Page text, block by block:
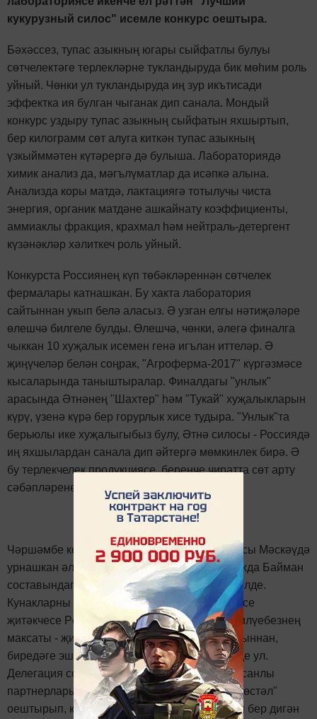
кукурузный силос" исемле конкурс оештыра.
Бәхәссез, тупас азыкның югары сыйфатлы булуы
сөтчелектәге терлекләрне тукландыруда бик мөһим роль
уйный. Чөнки ул тукландыруда иң зур икътисади
эффектка ия булган чыганак дип санала. Мондый
конкурс уздыру тупас азыкның сыйфатын яхшыртып,
бер килограмм сөт алуга киткән тупас азыкның
үзкыйммәтен күтәрергә дә булыша. Лабораториядә
химик анализ да, мәгълүматлар да исәпкә алына.
Анализда коры матдә, лактациягә тотылучы чиста
энергия, органик матдәне ашкайнату коэффициенты,
аммиаклы фракция, крахмал һәм нейтраль-детергент
күзәнәкләр хәлиткеч роль уйный.
Конкурста Россиянең күп төбәкләреннән сөтчелек
фермалары катнашкан. Бу хакта лаборатория
сайтыннан укып белә аласыз. Ә узган елгы нәтиҗәләре
өлешчә билгеле булды. Өлешчә, чөнки, әлегә финалга
чыккан 10 хуҗалык исемен генә игълан иттеләр. Ә
җиңүчеләр белән соңрак, "Агроферма-2017" күргәзмәсе
кысаларында таныштыралар. Финалдагы "унлык"
арасында Әтнәнең "Шахтер" һәм "Тукай" хуҗалыкларын
күрү, үзенә күрә бер горурлык хисе тудыра. "Унлык"та
берьюлы ике хуҗалыгыбыз булу, Әтнә силосы - Россиядә
иң яхшылардан санала дип әйтергә мөмкинлек бирә. Ә
бу терлекчелек продукциясе, беренче чиратта сөт арту
сәбәпләренең берсе.
Чәршәмбе көнне Россиядәге штаб-квартирасы Мәскәүдә
урнашкан әлеге лаборатория вәкиле - Надежда Байман
составындагы тулы бер делегация Әтнәгә килде.
Кунакларны районның ветеринария станциясе
җитәкчесе Рөстәм Һашимов озата йөрде. "Килүебезнең
максаты - җиңүчеләр, номинантлар белән якыннан,
биредәге эш шартлары белән танышу", - диде ул.
Делегация составында әлеге фирманың күпсанлы
партнерлары да килгән. Үзенә күрә "Түгәрәк өстәл"
оештырып, киңәшү, тәҗрибә уртаклашу өчен бер дигән